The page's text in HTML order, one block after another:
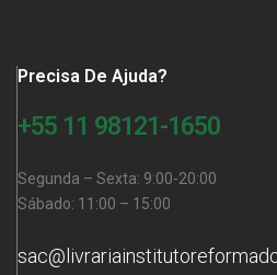
Precisa De Ajuda?
+55 11 98121-1650
Segunda – Sexta: 9:00-20:00
Sábado: 11:00 – 15:00